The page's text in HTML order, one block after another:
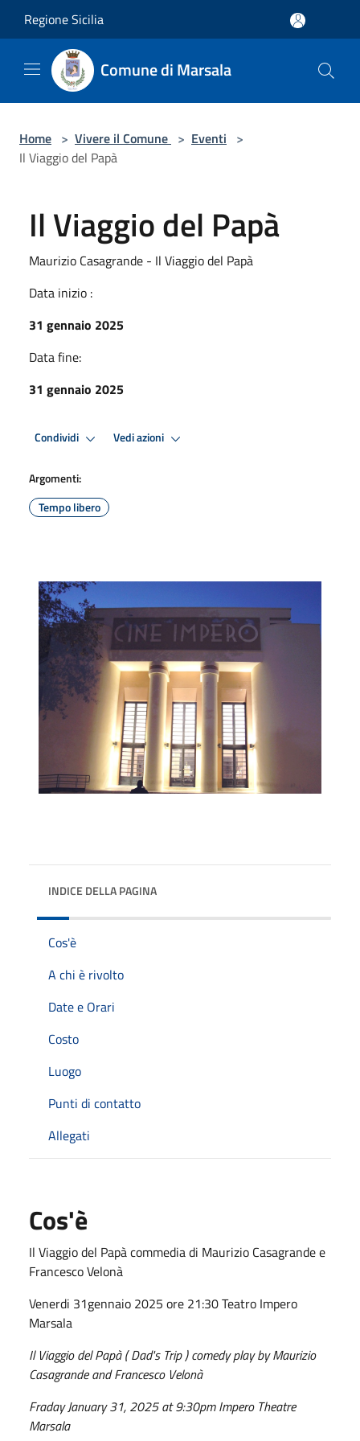
Regione Sicilia
Comune di Marsala
Home > Vivere il Comune > Eventi >
Il Viaggio del Papà
Il Viaggio del Papà
Maurizio Casagrande - Il Viaggio del Papà
Data inizio :
31 gennaio 2025
Data fine:
31 gennaio 2025
Condividi Vedi azioni
Argomenti:
Tempo libero
INDICE DELLA PAGINA
Cos'è
A chi è rivolto
Date e Orari
Costo
Luogo
Punti di contatto
Allegati
Cos'è
Il Viaggio del Papà commedia di Maurizio Casagrande e
Francesco Velonà
Venerdi 31gennaio 2025 ore 21:30 Teatro Impero
Marsala
Il Viaggio del Papà ( Dad's Trip ) comedy play by Maurizio
Casagrande and Francesco Velonà
Fraday January 31, 2025 at 9:30pm Impero Theatre
Marsala